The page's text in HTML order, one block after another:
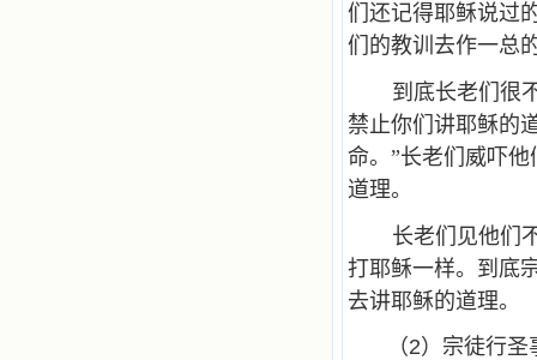
们还记得耶稣说过
们的教训去作一总
到底长老们很
禁止你们讲耶稣的
命。”长老们威吓
道理。
长老们见他们
打耶稣一样。到底
去讲耶稣的道理。
（2）宗徒行